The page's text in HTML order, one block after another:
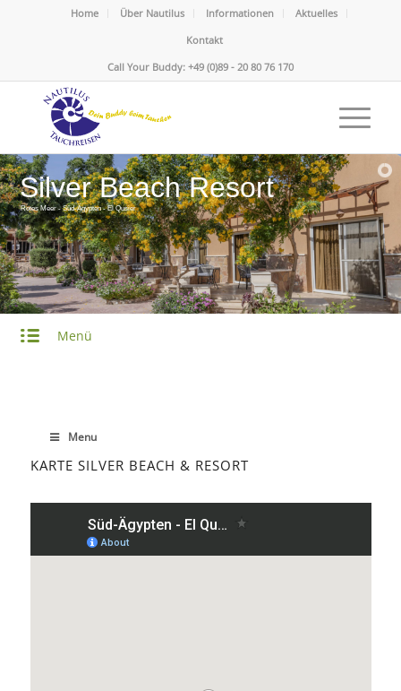
Home Über Nautilus Informationen
Aktuelles
Kontakt
Call Your Buddy: +49 (0)89 - 20 80 76 170
Silver Beach Resort
Rotes Meer - Süd-Ägypten - El Qusier
Menü
Menu
KARTE SILVER BEACH & RESORT